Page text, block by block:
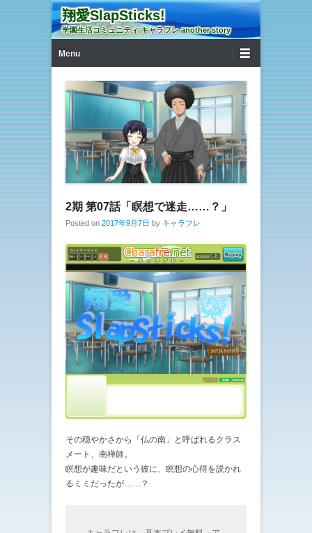
翔愛SlapSticks!
学園生活コミュニティ キャラフレ another story
Menu
2期 第07話「瞑想で迷走……？」
Posted on 2017年9月7日 by キャラフレ
その穏やかさから「仏の南」と呼ばれるクラス
メート、南禅師。
瞑想が趣味だという彼に、瞑想の心得を説かれ
るミミだったが……？